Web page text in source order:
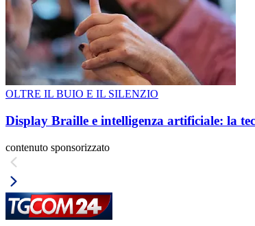
OLTRE IL BUIO E IL SILENZIO
Display Braille e intelligenza artificiale: la
contenuto sponsorizzato